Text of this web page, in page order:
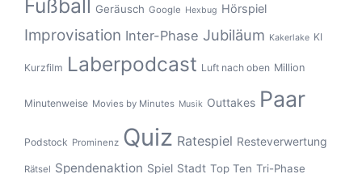
Fußball Geräusch Google Hexbug Hörspiel
Improvisation Inter-Phase Jubiläum Kakerlake KI
Kurzfilm Laberpodcast Luft nach oben Million
Minutenweise Movies by Minutes Musik Outtakes Paar
Podstock Prominenz Quiz Ratespiel Resteverwertung
Rätsel Spendenaktion Spiel Stadt Top Ten Tri-Phase